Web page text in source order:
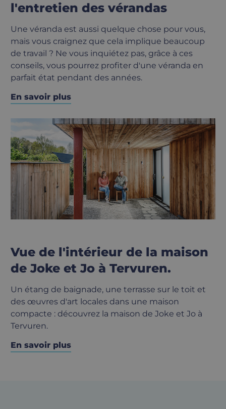
l'entretien des vérandas
Une véranda est aussi quelque chose pour vous,
mais vous craignez que cela implique beaucoup
de travail ? Ne vous inquiétez pas, grâce à ces
conseils, vous pourrez profiter d'une véranda en
parfait état pendant des années.
En savoir plus
Vue de l'intérieur de la maison
de Joke et Jo à Tervuren.
Un étang de baignade, une terrasse sur le toit et
des œuvres d'art locales dans une maison
compacte : découvrez la maison de Joke et Jo à
Tervuren.
En savoir plus